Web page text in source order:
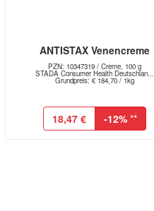
ANTISTAX Venencreme
PZN: 10347319 / Creme, 100 g
STADA Consumer Health Deutschlan...
Grundpreis: € 184,70 / 1kg
18,47 € -12% **